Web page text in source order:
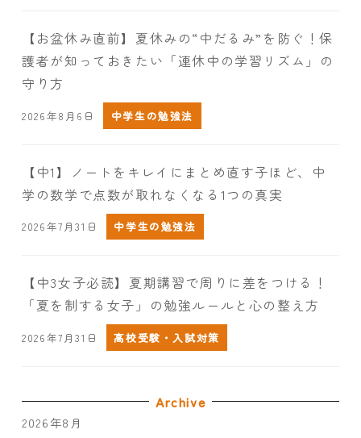
【お盆休み直前】夏休みの“中だるみ”を防ぐ！保
護者が知っておきたい「連休中の学習リズム」の
守り方
2026年8月6日 中学生の勉強法
【中1】ノートをキレイにまとめ直す子ほど、中
学の数学で点数が取れなくなる1つの真実
2026年7月31日 中学生の勉強法
【中3女子必読】夏期講習で周りに差をつける！
「夏を制する女子」の勉強ルールと心の整え方
2026年7月31日 高校受験・入試対策
Archive
2026年8月